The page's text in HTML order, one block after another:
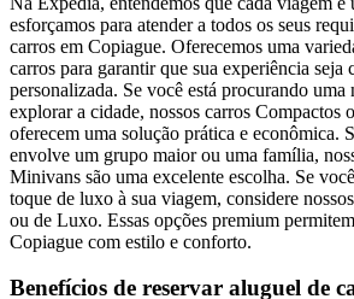
esforçamos para atender a todos os seus
carros em Copiague. Oferecemos uma
carros para garantir que sua experiência seja
personalizada. Se você está procurando uma
explorar a cidade, nossos carros Compactos
oferecem uma solução prática e econômica.
envolve um grupo maior ou uma família,
Minivans são uma excelente escolha. Se
toque de luxo à sua viagem, considere
ou de Luxo. Essas opções premium
Copiague com estilo e conforto.
Benefícios de reservar aluguel de